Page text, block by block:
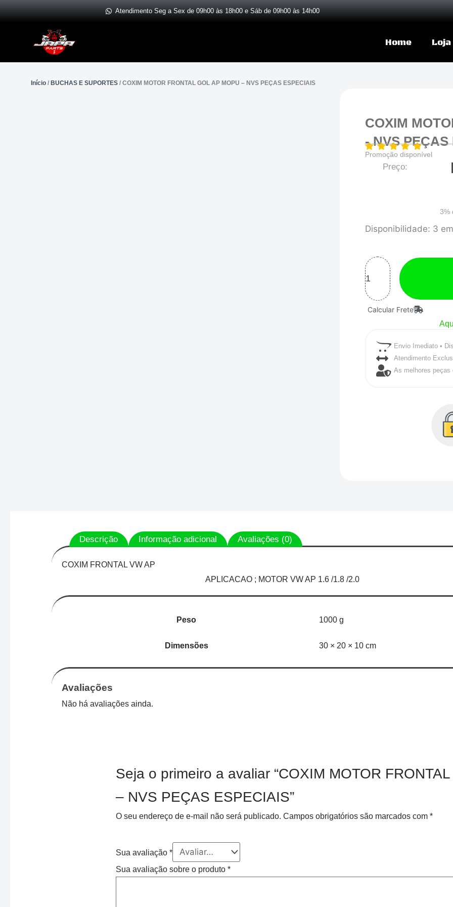
Ir
Atendimento Seg a Sex de 09h00 às 18h00 e Sáb de 09h00 às 14h00
Home Loja
Início/ BUCHAS E SUPORTES/ COXIM MOTOR FRONTAL GOL AP MOPU – NVS PEÇAS ESPECIAIS
COXIM
- NVS PEÇAS
Promoção disponível
Preço:
3%
Disponibilidade: 3
COXIM
FRONTAL
GOL
AP
MOPU
PEÇAS
ESPECIAIS
Calcular Frete
Envio Imediato •
Atendimento
As melhores peças
Descrição Informação adicional Avaliações (0)
COXIM FRONTAL
APLICACAO ; MOTOR VW AP 1.6 /1.8 /2.0
Peso 1000 g
Dimensões 30 × 20 × 10 cm
Avaliações
Não há avaliações ainda.
Seja o primeiro a avaliar “COXIM MOTOR
– NVS PEÇAS ESPECIAIS”
O seu endereço de e-mail não será publicado. Campos obrigatórios são marcados com *
Sua avaliação *
Sua avaliação sobre o produto *